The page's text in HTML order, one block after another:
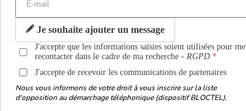
Je souhaite ajouter un message
J'accepte que les informations saisies soient utilisées pour me
recontacter dans le cadre de ma recherche -RGPD
J'accepte de recevoir les communications de partenaires
Nous vous informons de votre droit à vous inscrire sur la liste
d'opposition au démarchage téléphonique (dispositif BLOCTEL).